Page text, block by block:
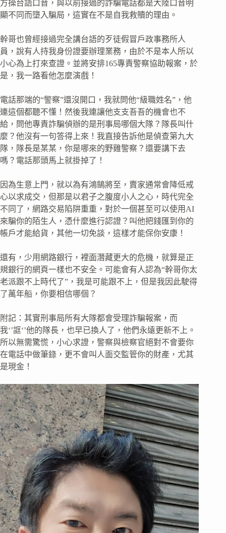
方操台語口音，與以前接過的詐騙電話都是大陸口音明
顯不同而墮入騙局，這實在不是自我救贖的理由。
幹哥也曾經接過完全講台語的歹徒假冒戶政事務所人
員，說有人持我身份證要辦理業務，由於不是本人所以
小心為上打來查證。並將安排165專責警察協助報案，於
是，我一路看他怎麼演戲！
電話那端的“警察”還沒開口，我就問他“級職姓名”，他
連這個都聽不懂！然後我連讓他支支吾吾的機會也不
給，問他專責詐騙偵辦的是刑事局哪個大隊？隊長叫什
麼？他沒有一句答得上來！我直接告訴他是偵查第九大
隊，隊長是某某，你是哪來的野雞警察？還要講下去
嗎？電話那頭馬上就掛掉了！
因為生意上門，就以為有鴻鵠將至，賣家通常會降低戒
心以求成交，但那是以君子之腹度小人之心，時代完全
不同了，網路交易陷阱重重，對於一個甚至可以使用AI
來騙你的陌生人，憑什麼進行認證？叫他把錢匯到你的
帳戶才能給貨，其他一切免談，這樣才能保你安康！
還有，少用網路銀行，裡面潛藏更大的危機，就算是正
規銀行的網頁一樣也不安全。可能會有人認為“幹哥你太
老派跟不上時代了”，我是可能跟不上，但是我因此駛得
了萬年船，你要相信哪個？
附記：其實刑事局所有大隊都會受理詐騙報案，而
我‘’誆‘’他的隊長，也早已換人了，他們永遠更新不上。
所以無需驚慌，小心求證，警察與檢察官絕對不會要你
在電話中做筆錄，更不會叫人面交監管你的財產，尤其
是現金！